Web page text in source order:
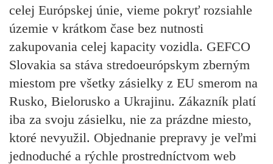
celej Európskej únie, vieme pokryť rozsiahle
územie v krátkom čase bez nutnosti
zakupovania celej kapacity vozidla. GEFCO
Slovakia sa stáva stredoeurópskym zberným
miestom pre všetky zásielky z EU smerom na
Rusko, Bielorusko a Ukrajinu. Zákazník platí
iba za svoju zásielku, nie za prázdne miesto,
ktoré nevyužil. Objednanie prepravy je veľmi
jednoduché a rýchle prostredníctvom web